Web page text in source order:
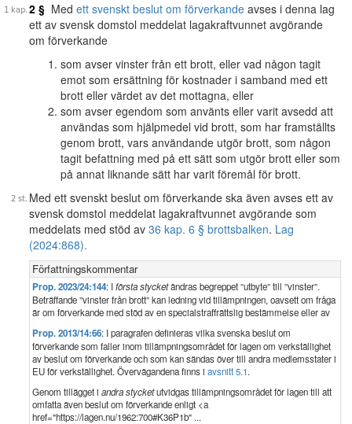
2 § Med ett svenskt beslut om förverkande avses i denna lag
ett av svensk domstol meddelat lagakraftvunnet avgörande
om förverkande
som avser vinster från ett brott, eller vad någon tagit
emot som ersättning för kostnader i samband med ett
brott eller värdet av det mottagna, eller
som avser egendom som använts eller varit avsedd att
användas som hjälpmedel vid brott, som har framställts
genom brott, vars användande utgör brott, som någon
tagit befattning med på ett sätt som utgör brott eller som
på annat liknande sätt har varit föremål för brott.
Med ett svenskt beslut om förverkande ska även avses ett av
svensk domstol meddelat lagakraftvunnet avgörande som
meddelats med stöd av 36 kap. 6 § brottsbalken. Lag
(2024:868).
Författningskommentar
Prop. 2023/24:144: Iförsta stycketändras begreppet ”utbyte” till ”vinster”.
Beträffande ”vinster från brott” kan ledning vid tillämpningen, oavsett om fråga
är om förverkande med stöd av en specialstraffrättslig bestämmelse eller av
Prop. 2013/14:66: I paragrafen definieras vilka svenska beslut om
förverkande som faller inom tillämpningsområdet för lagen om verkställighet
av beslut om förverkande och som kan sändas över till andra medlemsstater i
EU för verkställighet. Övervägandena finns i avsnitt 5.1.
Genom tillägget i andra stycketutvidgas tillämpningsområdet för lagen till att
omfatta även beslut om förverkande enligt <a
href="https://lagen.nu/1962:700#K36P1b" ...